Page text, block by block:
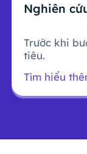
Nghiên
Trước khi
tiêu.
Tìm hiểu